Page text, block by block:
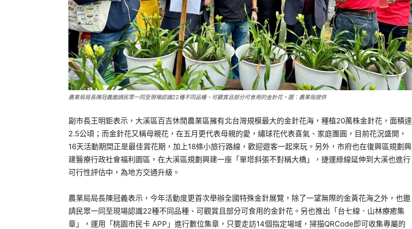
農業局局長陳冠義邀請民眾一同至現場認識22種不同品種、可觀賞且部分可食用的金針花。圖：農業局提供
副市長王明鉅表示，大溪區百吉休閒農業區擁有北台灣規模最大的金針花海，種植20萬株金針花，面積達
2.5公頃；而金針花又稱母親花，在五月更代表母親的愛，繡球花代表喜氣、家庭團圓，目前花況盛開，
16天活動期間正是最佳賞花期，加上18條小旅行路線，歡迎遊客一起來玩。另外，市府也在復興區規劃興
建醫療行政社會福利園區，在大溪區規劃興建一座「單塔斜張不對稱大橋」，捷運綠線延伸到大溪也進行
可行性評估中，為地方交通升級。
農業局局長陳冠義表示，今年活動度更首次舉辦全國特殊金針展覽，除了一望無際的金黃花海之外，也邀
請民眾一同至現場認識22種不同品種、可觀賞且部分可食用的金針花。另也推出「台七線．山林療癒集
章」，運用「桃園市民卡 APP」進行數位集章，只要走訪14個指定場域，掃描QRCode即可收集專屬的